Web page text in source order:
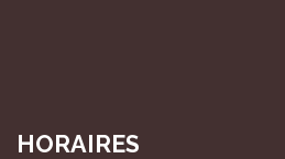
HORAIRES